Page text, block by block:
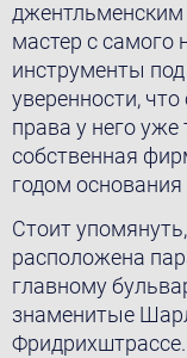
мастер с самого
инструменты
уверенности,
права у него уже
собственная
годом
Стоит
расположена
главному
знаменитые